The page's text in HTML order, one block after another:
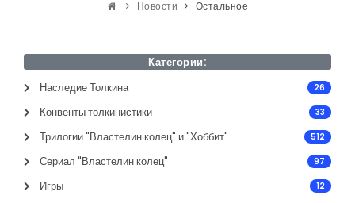
Новости Остальное
Категории:
Наследие Толкина
26
Конвенты толкинистики 33
Трилогии "Властелин колец" и "Хоббит" 512
Сериал "Властелин колец" 97
Игры 12